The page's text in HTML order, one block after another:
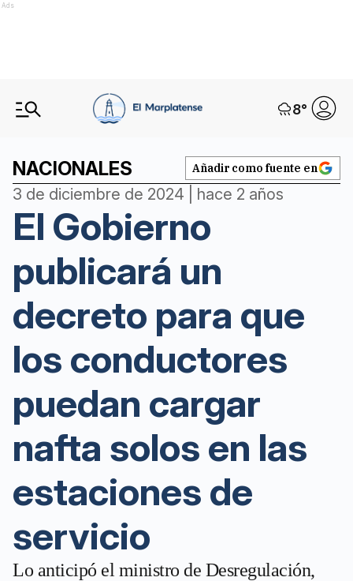
Ads
8°
NACIONALES Añadir como fuente en
3 de diciembre de 2024 | hace 2 años
El Gobierno
publicará un
decreto para que
los conductores
puedan cargar
nafta solos en las
estaciones de
servicio
Lo anticipó el ministro de Desregulación,